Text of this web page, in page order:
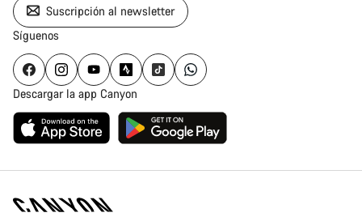
Suscripción al newsletter
Síguenos
Descargar la app Canyon